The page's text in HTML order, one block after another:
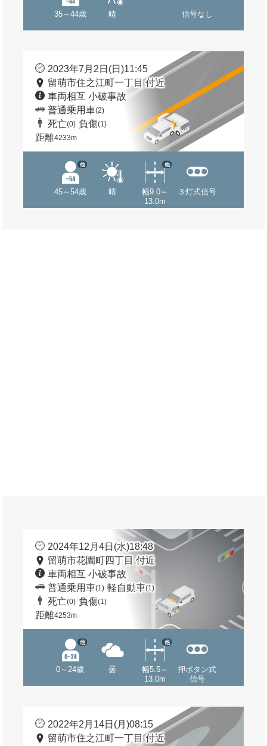
35～44歳 晴 信号なし
2023年7月2日(日)11:45
留萌市住之江町一丁目 付近
車両相互 小破事故
普通乗用車(2)
死亡(0) 負傷(1)
距離4233m
45～54歳
他
晴
幅9.0～
13.0m
他
３灯式信号
2024年12月4日(水)18:48
留萌市花園町四丁目 付近
車両相互 小破事故
普通乗用車(1) 軽自動車(1)
死亡(0) 負傷(1)
距離4253m
0～24歳
他
曇
幅5.5～
13.0m
他
押ボタン式
信号
2022年2月14日(月)08:15
留萌市住之江町一丁目 付近